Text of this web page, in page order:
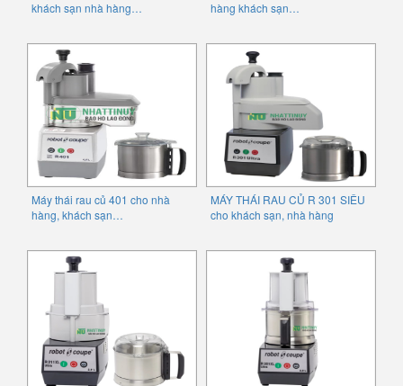
khách sạn nhà hàng…
hàng khách sạn…
Máy thái rau củ 401 cho nhà
hàng, khách sạn…
MÁY THÁI RAU CỦ R 301 SIÊU
cho khách sạn, nhà hàng